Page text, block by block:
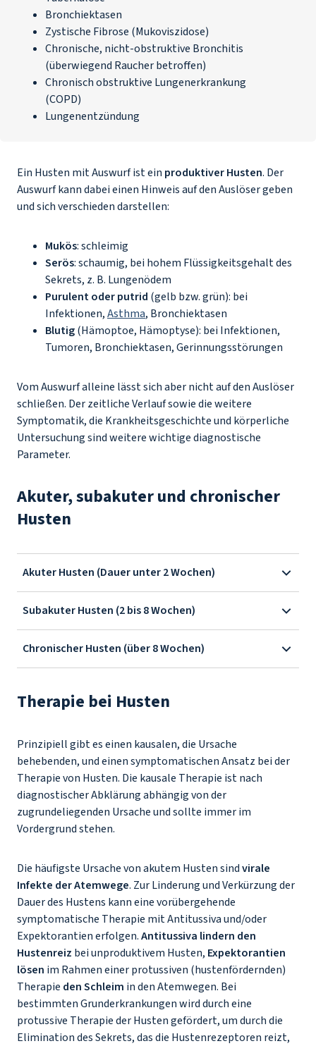
Bronchiektasen
Zystische Fibrose (Mukoviszidose)
Chronische, nicht-obstruktive Bronchitis
(überwiegend Raucher betroffen)
Chronisch obstruktive Lungenerkrankung
(COPD)
Lungenentzündung
Ein Husten mit Auswurf ist ein produktiver Husten. Der
Auswurf kann dabei einen Hinweis auf den Auslöser geben
und sich verschieden darstellen:
Mukös: schleimig
Serös: schaumig, bei hohem Flüssigkeitsgehalt des
Sekrets, z. B. Lungenödem
Purulent oder putrid (gelb bzw. grün): bei
Infektionen,Asthma, Bronchiektasen
Blutig(Hämoptoe, Hämoptyse): bei Infektionen,
Tumoren, Bronchiektasen, Gerinnungsstörungen
Vom Auswurf alleine lässt sich aber nicht auf den Auslöser
schließen. Der zeitliche Verlauf sowie die weitere
Symptomatik, die Krankheitsgeschichte und körperliche
Untersuchung sind weitere wichtige diagnostische
Parameter.
Akuter, subakuter und chronischer
Husten
Akuter Husten (Dauer unter 2 Wochen)
Subakuter Husten (2 bis 8 Wochen)
Chronischer Husten (über 8 Wochen)
Therapie bei Husten
Prinzipiell gibt es einen kausalen, die Ursache
behebenden, und einen symptomatischen Ansatz bei der
Therapie von Husten. Die kausale Therapie ist nach
diagnostischer Abklärung abhängig von der
zugrundeliegenden Ursache und sollte immer im
Vordergrund stehen.
Die häufigste Ursache von akutem Husten sindvirale
Infekte der Atemwege. Zur Linderung und Verkürzung der
Dauer des Hustens kann eine vorübergehende
symptomatische Therapie mit Antitussiva und/oder
Expektorantien erfolgen.Antitussiva lindern den
Hustenreiz bei unproduktivem Husten, Expektorantien
lösen im Rahmen einer protussiven (hustenfördernden)
Therapie den Schleim in den Atemwegen. Bei
bestimmten Grunderkrankungen wird durch eine
protussive Therapie der Husten gefördert, um durch die
Elimination des Sekrets, das die Hustenrezeptoren reizt,